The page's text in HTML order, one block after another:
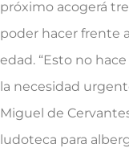
próximo acogerá
poder hacer frente
edad. “Esto no
la necesidad
Miguel de
ludoteca para